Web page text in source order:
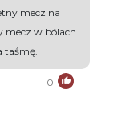
mecz na
mecz w bólach
taśmę.
0